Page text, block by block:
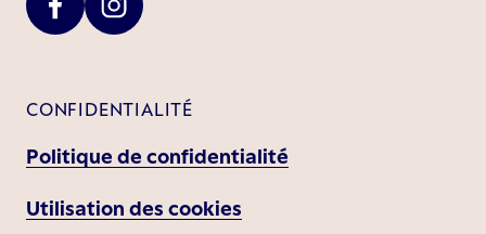
CONFIDENTIALITÉ
Politique de confidentialité
Utilisation des cookies